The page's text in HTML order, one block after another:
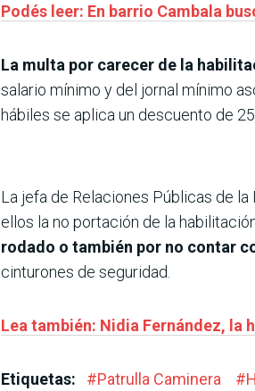
Podés leer: En barrio Cambala
La multa por carecer de la
salario mínimo y del jornal mínimo
hábiles se aplica un descuento de 25
La jefa de Relaciones Públicas de
ellos la no portación de la
rodado o también por no contar
cinturones de seguridad.
Lea también: Nidia Fernández,
Etiquetas: #Patrulla Caminera #